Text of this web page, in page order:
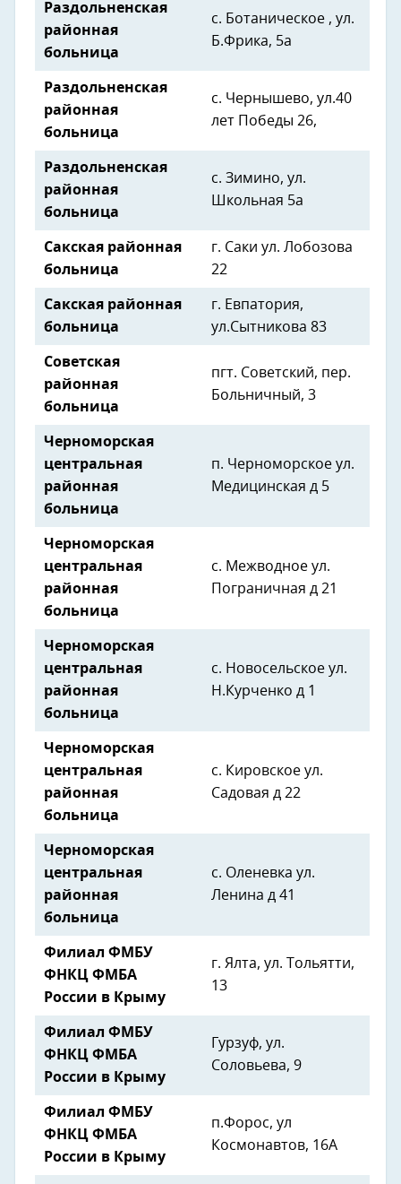
Раздольненская
районная
больница
с. Ботаническое , ул.
Б.Фрика, 5а
Раздольненская
районная
больница
с. Чернышево, ул.40
лет Победы 26,
Раздольненская
районная
больница
с. Зимино, ул.
Школьная 5a
Сакская районная
больница
г. Саки ул. Лобозова
22
Сакская районная
больница
г. Евпатория,
ул.Сытникова 83
Советская
районная
больница
пгт. Советский, пер.
Больничный, 3
Черноморская
центральная
районная
больница
п. Черноморское ул.
Медицинская д 5
Черноморская
центральная
районная
больница
с. Межводное ул.
Пограничная д 21
Черноморская
центральная
районная
больница
с. Новосельское ул.
Н.Курченко д 1
Черноморская
центральная
районная
больница
с. Кировское ул.
Садовая д 22
Черноморская
центральная
районная
больница
с. Оленевка ул.
Ленина д 41
Филиал ФМБУ
ФНКЦ ФМБА
России в Крыму
г. Ялта, ул. Тольятти,
13
Филиал ФМБУ
ФНКЦ ФМБА
России в Крыму
Гурзуф, ул.
Соловьева, 9
Филиал ФМБУ
ФНКЦ ФМБА
России в Крыму
п.Форос, ул
Космонавтов, 16А